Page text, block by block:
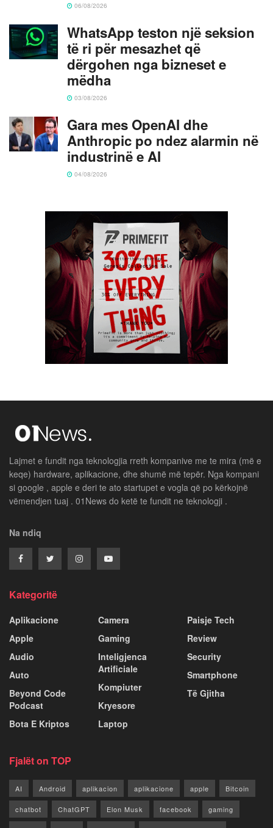
06/08/2026
WhatsApp teston një seksion
të ri për mesazhet që
dërgohen nga bizneset e
mëdha
03/08/2026
Gara mes OpenAI dhe
Anthropic po ndez alarmin në
industrinë e AI
04/08/2026
Lajmet e fundit nga teknologjia rreth kompanive me te mira (më e
keqe) hardware, aplikacione, dhe shumë më tepër. Nga kompani
si google , apple e deri te ato startupet e vogla që po kërkojnë
vëmendjen tuaj . 01News do ketë te fundit ne teknologji .
Na ndiq
Kategoritë
Aplikacione
Apple
Audio
Auto
Beyond Code
Podcast
Bota E Kriptos
Camera
Gaming
Inteligjenca
Artificiale
Kompiuter
Kryesore
Laptop
Paisje Tech
Review
Security
Smartphone
Të Gjitha
Fjalët on TOP
AI Android aplikacion aplikacione apple Bitcoin
chatbot ChatGPT Elon Musk facebook gaming